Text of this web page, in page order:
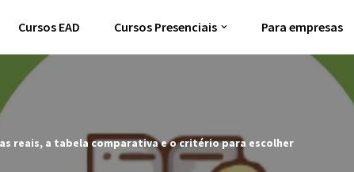
Cursos EAD Cursos Presenciais Para empresas
reais, a tabela comparativa e o critério para escolher